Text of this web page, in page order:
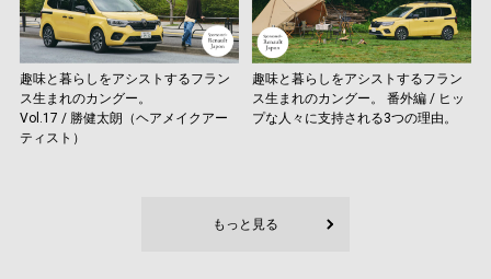
趣味と暮らしをアシストするフラン
ス生まれのカングー。
Vol.17 / 勝健太朗（ヘアメイクアー
ティスト）
趣味と暮らしをアシストするフラン
ス生まれのカングー。 番外編 / ヒッ
プな人々に支持される3つの理由。
もっと見る